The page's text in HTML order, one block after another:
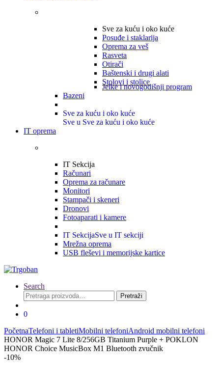
Sve za kuću i oko kuće
Posuđe i staklarija
Oprema za veš
Rasveta
Otirači
Baštenski i drugi alati
Stolovi i stolice
Jelke i novogodišnji program
Bazeni
Sve za kuću i oko kuće
Sve u Sve za kuću i oko kuće
IT oprema
IT Sekcija
Računari
Oprema za računare
Monitori
Stampači i skeneri
Dronovi
Fotoaparati i kamere
IT SekcijaSve u IT sekciji
Mrežna oprema
USB fleševi i memorijske kartice
Search
Pretraga
za:
Pretraži
0
PočetnaTelefoni i tabletiMobilni telefoniAndroid mobilni telefoni
HONOR Magic 7 Lite 8/256GB Titanium Purple + POKLON
HONOR Choice MusicBox M1 Bluetooth zvučnik
-10%